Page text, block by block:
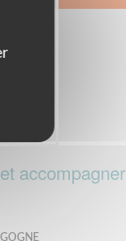
accompagner